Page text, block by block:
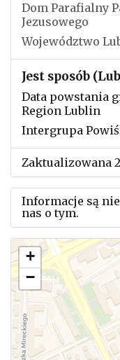
Dom Parafialny
Jezusowego
Województwo
Jest sposób
Data powstania
Region Lublin
Intergrupa
Zaktualizowana
Informacje są
nas o tym.
Użyj tego
zmianach w
+
−